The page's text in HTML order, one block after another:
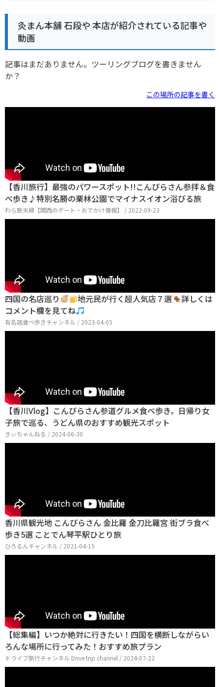
灸まん本舗 石段や 本店が紹介されている記事や
動画
記事はまだありません。ツーリングブログを書きません
か？
この場所の記事を書く
【香川旅行】最強のパワースポット!!こんぴらさん参拝＆食
べ歩き♪特別名勝の栗林公園でマイナスイオン浴びる旅
わら旅夫婦【関西のデート・おでかけ情報】 / 2022-09-23
四国の名店巡り 地元民が行く超人気店７選
詳しくは
コメント欄を見てね
有名店食べ歩きチャンネル / 2023-04-05
【香川Vlog】こんぴらさん参道グルメ食べ歩き。日帰り女
子旅で巡る、うどん県のおすすめ観光スポット
きぃちゃんねる / 2024-06-30
香川県観光地 こんぴらさん 金比羅 金刀比羅宮 街ブラ食べ
歩き5選 ことでん琴平駅ひとり旅
ひろるんチャンネル / 2021-04-15
【総集編】いつか絶対に行きたい！四国を横断しながらい
ろんな場所に行ってみた！おすすめ旅プラン
ドライブ旅行チャンネル Drive trip channel / 2024-07-22